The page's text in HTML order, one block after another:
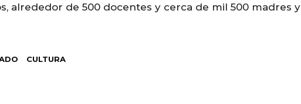
alrededor de 500 docentes y cerca de mil 500 madres y
CULTURA